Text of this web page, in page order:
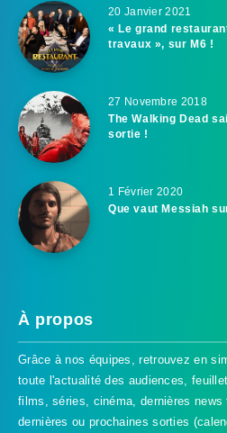
20 Janvier 2021
« Le grand
travaux », sur M6 !
27 Novembre 2018
The Walking Dead
sortie !
1 Février 2020
Que vaut Messiah
À propos
Grâce à nos équipes, retrouvez en
toute l'actualité des audiences,
films, séries, cinéma, dernières
dernières ou prochaines sorties